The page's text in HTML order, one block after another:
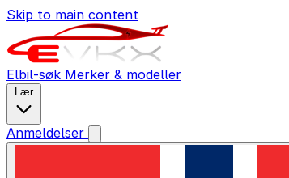
Skip to main content
Elbil-søk Merker & modeller
Lær
Anmeldelser